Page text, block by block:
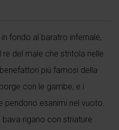
fondo al baratro infernale,
re del male che stritola nelle
più famosi della
con le gambe, e i
pendono esanimi nel vuoto.
rigano con striature